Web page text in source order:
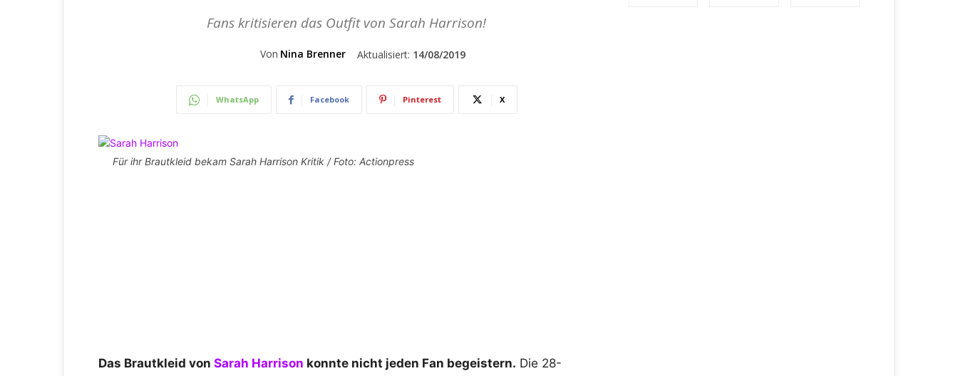
Fans kritisieren das Outfit von Sarah Harrison!
Von Nina Brenner Aktualisiert: 14/08/2019
WhatsApp Facebook Pinterest X
Für ihr Brautkleid bekam Sarah Harrison Kritik / Foto: Actionpress
Das Brautkleid von Sarah Harrison konnte nicht jeden Fan begeistern. Die 28-